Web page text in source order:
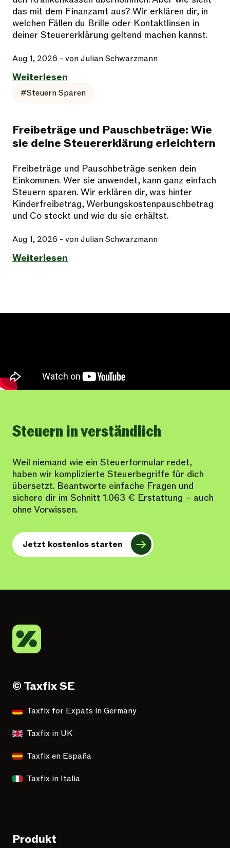
das mit dem Finanzamt aus? Wir erklären dir, in
welchen Fällen du Brille oder Kontaktlinsen in
deiner Steuererklärung geltend machen kannst.
Aug 1, 2026 - von Julian Schwarzmann
Weiterlesen
#Steuern Sparen
Freibeträge und Pauschbeträge: Wie
sie deine Steuererklärung erleichtern
Freibeträge und Pauschbeträge senken dein
Einkommen. Wer sie anwendet, kann ganz einfach
Steuern sparen. Wir erklären dir, was hinter
Kinderfreibetrag, Werbungskostenpauschbetrag
und Co steckt und wie du sie erhältst.
Aug 1, 2026 - von Julian Schwarzmann
Weiterlesen
Steuern in verständlich
Weil niemand wie ein Steuerformular redet,
haben wir komplizierte Steuerbegriffe für dich
übersetzt. Beantworte einfache Fragen und
sichere dir im Schnitt 1.063 € Erstattung – auch
ohne Vorwissen.
Jetzt kostenlos starten
© Taxfix SE
Taxfix for Expats in Germany
Taxfix in UK
Taxfix en España
Taxfix in Italia
Produkt